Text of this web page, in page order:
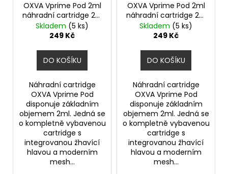
OXVA Vprime Pod 2ml
náhradní cartridge 2ks
odpor 0,4ohm
Skladem (5 ks)
249 Kč
DO KOŠÍKU
Náhradní cartridge
OXVA Vprime Pod
disponuje základním
objemem 2ml. Jedná se
o kompletně vybavenou
cartridge s
integrovanou žhavící
hlavou a moderním
mesh...
OXVA Vprime Pod 2ml
náhradní cartridge 2ks
odpor 0,6ohm
Skladem (5 ks)
249 Kč
DO KOŠÍKU
Náhradní cartridge
OXVA Vprime Pod
disponuje základním
objemem 2ml. Jedná se
o kompletně vybavenou
cartridge s
integrovanou žhavící
hlavou a moderním
mesh...